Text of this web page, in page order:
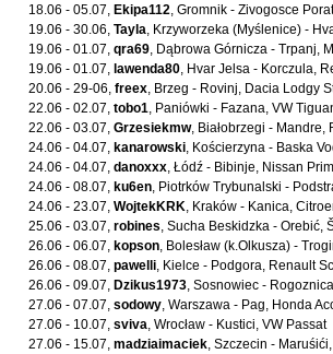
18.06 - 05.07,Ekipa112 , Gromnik - Zivogosce
19.06 - 30.06,Tayla , Krzyworzeka (Myślenice) -
19.06 - 01.07,qra69 , Dąbrowa Górnicza - Trpanj,
19.06 - 01.07,lawenda80 , Hvar Jelsa - Korczula,
20.06 - 29-06,freex , Brzeg - Rovinj, Dacia Lodgy
22.06 - 02.07,tobo1 , Paniówki - Fazana, VW
22.06 - 03.07,Grzesiekmw, Białobrzegi - Mandre,
24.06 - 04.07,kanarowski , Kościerzyna - Baska
24.06 - 04.07,danoxxx , Łódź - Bibinje, Nissan
24.06 - 08.07,ku6en , Piotrków Trybunalski -
24.06 - 23.07,WojtekKRK , Kraków - Kanica,
25.06 - 03.07,robines , Sucha Beskidzka - Orebić,
26.06 - 06.07,kopson , Bolesław (k.Olkusza) -
26.06 - 08.07,pawelli , Kielce - Podgora, Renault
26.06 - 09.07,Dzikus1973 , Sosnowiec -
27.06 - 07.07,sodowy , Warszawa - Pag, Honda
27.06 - 10.07,sviva , Wrocław - Kustici, VW Passat
27.06 - 15.07,madziaimaciek , Szczecin -